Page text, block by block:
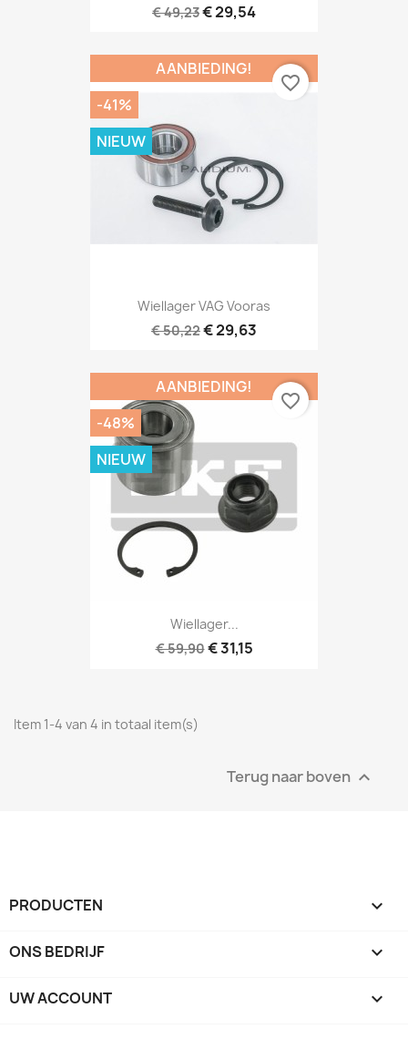
€ 49,23€ 29,54
Wiellager VAG Vooras
€ 50,22€ 29,63
AANBIEDING!
-41%
NIEUW
favorite_border
Wiellager...
€ 59,90€ 31,15
AANBIEDING!
-48%
NIEUW
favorite_border
Item 1-4 van 4 in totaal item(s)
Terug naar boven 
PRODUCTEN 
ONS BEDRIJF 
UW ACCOUNT 